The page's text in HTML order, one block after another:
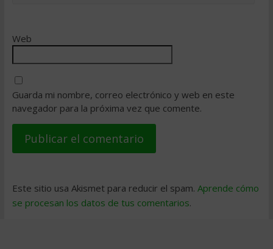
Web
Guarda mi nombre, correo electrónico y web en este
navegador para la próxima vez que comente.
Este sitio usa Akismet para reducir el spam. Aprende cómo
se procesan los datos de tus comentarios.